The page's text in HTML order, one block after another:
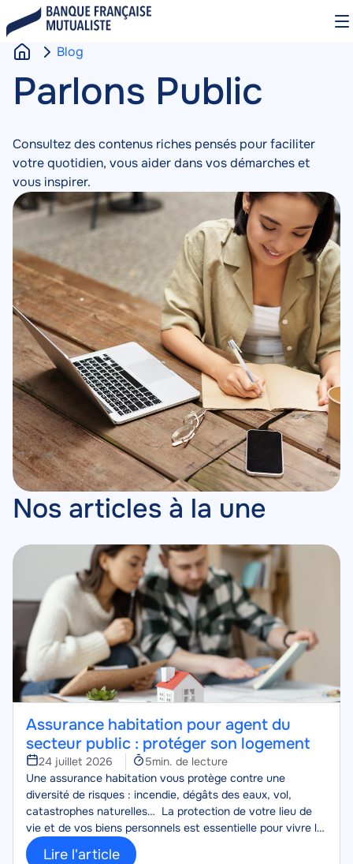
au
contenu
principal
c
e
i
l
Blog
Blog
Contenu
Parlons Public
Consultez des contenus riches pensés pour faciliter
votre quotidien, vous aider dans vos démarches et
vous inspirer.
Nos articles à la une
Image
Image
Assurance habitation pour agent du
secteur public : protéger son logement
24 juillet 2026
Temps
de
lecture
5min. de lecture
Corps
Une assurance habitation vous protège contre une
diversité de risques : incendie, dégâts des eaux, vol,
catastrophes naturelles… La protection de votre lieu de
vie et de vos biens personnels est essentielle pour vivre le
quotidien plus sereinement.
Lire l'article